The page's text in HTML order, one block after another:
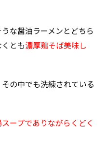
な醤油ラーメンとどちら
とも濃厚鶏そば美味し
の中でも洗練されている
ープでありながらくどく